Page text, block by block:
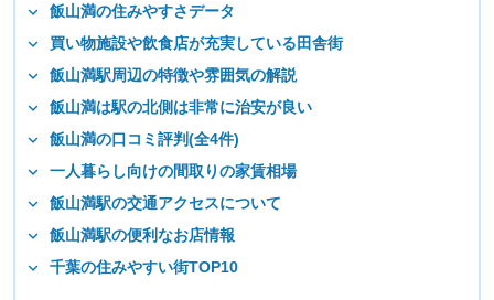
飯山満の住みやすさデータ
買い物施設や飲食店が充実している田舎街
飯山満駅周辺の特徴や雰囲気の解説
飯山満は駅の北側は非常に治安が良い
飯山満の口コミ評判(全4件)
一人暮らし向けの間取りの家賃相場
飯山満駅の交通アクセスについて
飯山満駅の便利なお店情報
千葉の住みやすい街TOP10